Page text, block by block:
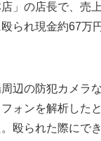
」の店長で、売
られ現金約67万
辺の防犯カメラ
ォンを解析した
殴られた際にで